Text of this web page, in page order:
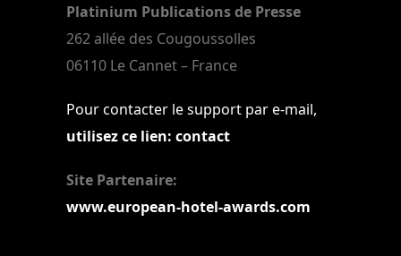
Platinium Publications de Presse
262 allée des Cougoussolles
06110 Le Cannet – France
Pour contacter le support par e-mail,
utilisez ce lien: contact
Site Partenaire:
www.european-hotel-awards.com